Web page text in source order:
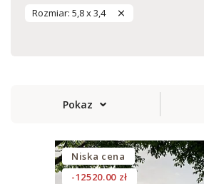
Rozmiar: 5,8 x 3,4
Pokaz
Niska cena
-12520.00 zł